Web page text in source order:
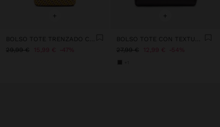
+
29,99 €
15,99 € 47%
+
27,99 €
12,99 € 54%